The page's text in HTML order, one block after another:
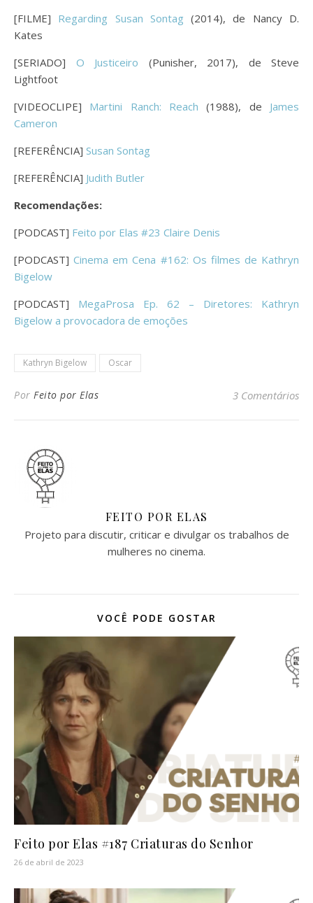
[FILME] Regarding Susan Sontag (2014), de Nancy D.
Kates
[SERIADO] O Justiceiro (Punisher, 2017), de Steve
Lightfoot
[VIDEOCLIPE] Martini Ranch: Reach (1988), de James
Cameron
[REFERÊNCIA] Susan Sontag
[REFERÊNCIA] Judith Butler
Recomendações:
[PODCAST] Feito por Elas #23 Claire Denis
[PODCAST]Cinema em Cena #162: Os filmes de Kathryn
Bigelow
[PODCAST] MegaProsa Ep. 62 – Diretores: Kathryn
Bigelow a provocadora de emoções
Kathryn Bigelow Oscar
Por Feito por Elas 3 Comentários
FEITO POR ELAS
Projeto para discutir, criticar e divulgar os trabalhos de
mulheres no cinema.
VOCÊ PODE GOSTAR
Feito por Elas #187 Criaturas do Senhor
26 de abril de 2023